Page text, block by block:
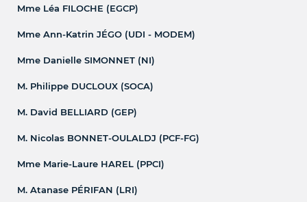
Mme Léa FILOCHE (EGCP)
Mme Ann-Katrin JÉGO (UDI - MODEM)
Mme Danielle SIMONNET (NI)
M. Philippe DUCLOUX (SOCA)
M. David BELLIARD (GEP)
M. Nicolas BONNET-OULALDJ (PCF-FG)
Mme Marie-Laure HAREL (PPCI)
M. Atanase PÉRIFAN (LRI)